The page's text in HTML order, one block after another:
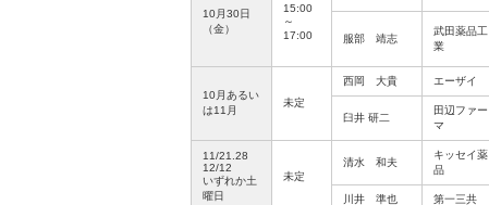
10月30日
（金）
15:00
～
17:00
服部 靖志
武田薬品工
業
10月あるい
は11月
未定
西岡 大貴
エーザイ
臼井 研二
田辺ファー
マ
11/21.28
12/12
いずれか土
曜日
未定
清水 和夫
キッセイ薬
品
川井 準也
第一三共